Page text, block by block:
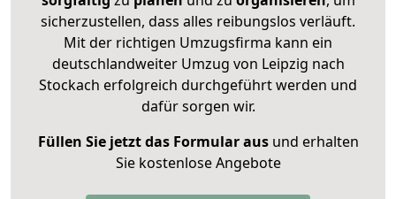
sicherzustellen, dass alles reibungslos verläuft.
Mit der richtigen Umzugsfirma kann ein
deutschlandweiter Umzug von Leipzig nach
Stockach erfolgreich durchgeführt werden und
dafür sorgen wir.
Füllen Sie jetzt das Formular ausund erhalten
Sie kostenlose Angebote